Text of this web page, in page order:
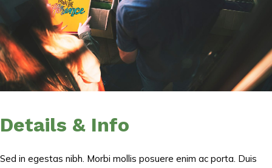
Details & Info
Sed in egestas nibh. Morbi mollis posuere enim ac porta. Duis